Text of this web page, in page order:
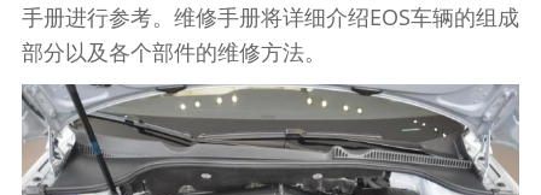
手册进行参考。维修手册将详细介绍EOS车辆的组成
部分以及各个部件的维修方法。